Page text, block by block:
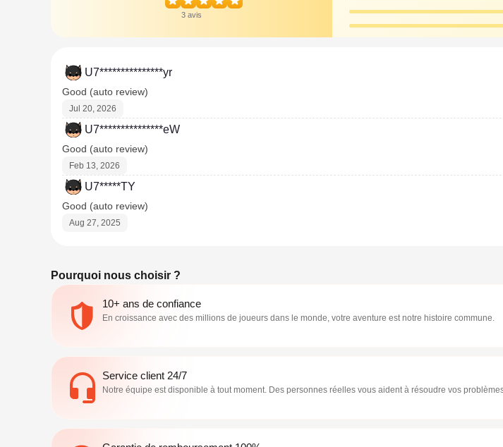
3 avis
U7***************yr
Good (auto review)
Jul 20, 2026
U7***************eW
Good (auto review)
Feb 13, 2026
U7*****TY
Good (auto review)
Aug 27, 2025
Pourquoi nous choisir ?
10+ ans de confiance
En croissance avec des millions de joueurs dans le monde, votre aventure est notre histoire commune.
Service client 24/7
Notre équipe est disponible à tout moment. Des personnes réelles vous aident à résoudre vos